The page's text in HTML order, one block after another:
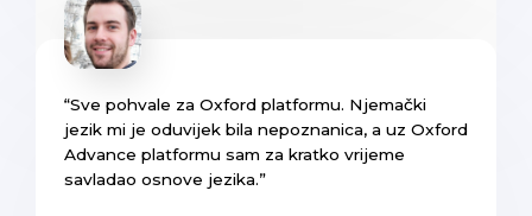
“Sve pohvale za Oxford platformu. Njemački
jezik mi je oduvijek bila nepoznanica, a uz Oxford
Advance platformu sam za kratko vrijeme
savladao osnove jezika.”